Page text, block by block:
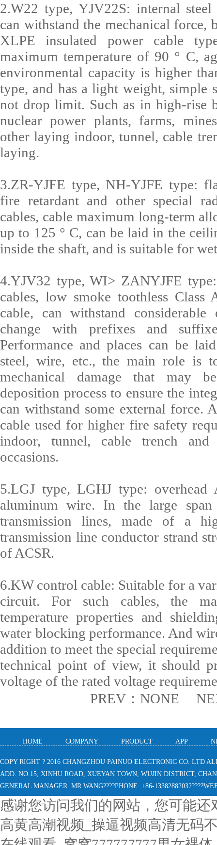
2.W22 type, YJV22S: internal
can withstand the mechanical
XLPE insulated power cable
maximum temperature of 90 ° C,
environmental capacity is higher
type, and has a light weight, simple
not drop limit. Such as in high-rise
nuclear power plants, farms,
other laying indoor, tunnel, cable
laying.
3.ZR-YJFE type, NH-YJFE type:
fire retardant and other special
cables, cable maximum long-term
up to 125 ° C, can be laid in the
inside the shaft, and is suitable for
4.YJV32 type, WI> ZANYJFE
cables, low smoke toothless
cable, can withstand considerable
change with prefixes and
Performance and places can be
steel, wire, etc., the main role is
mechanical damage that may
deposition process to ensure the
can withstand some external force.
cable used for higher fire safety
indoor, tunnel, cable trench
occasions.
5.LGJ type, LGHJ type: overhead
aluminum wire. In the large
transmission lines, made of a
transmission line conductor strand
of ACSR.
6.KW control cable: Suitable for a
circuit. For such cables, the
temperature properties and
water blocking performance. And
addition to meet the special
technical point of view, it should
voltage of the rated voltage
PREV：NONE
HOME COMPANY PRODUCT APP
COPY RIGHT ? 2016 CHANGZHOU PAINUO ELECTRONIC CO. LTD
ADD: NO.15, XINHU ROAD, XUEYAN TOWN, WUJIN DISTRICT,
GENERAL MANAGER: MR.WANG????PHONE: +86-
感谢您访问我们的网站，您可能还
高黄高潮视频_操逼视频高清无码